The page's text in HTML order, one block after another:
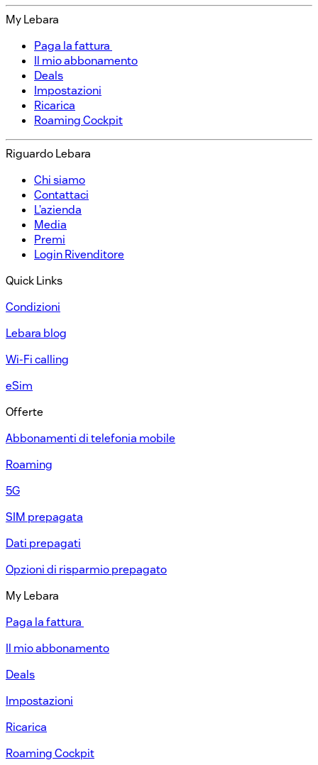
My Lebara
Paga la fattura ​
Il mio abbonamento​
Deals
Impostazioni​
Ricarica​
Roaming Cockpit​
Riguardo Lebara​
Chi siamo​
Contattaci​
L’azienda​
Media​
Premi​
Login Rivenditore​
Quick Links
Condizioni​
Lebara blog
Wi-Fi calling
eSim
Offerte​
Abbonamenti di telefonia mobile​
Roaming
5G
SIM prepagata​
Dati prepagati​
Opzioni di risparmio prepagato​
My Lebara
Paga la fattura ​
Il mio abbonamento​
Deals
Impostazioni​
Ricarica​
Roaming Cockpit​